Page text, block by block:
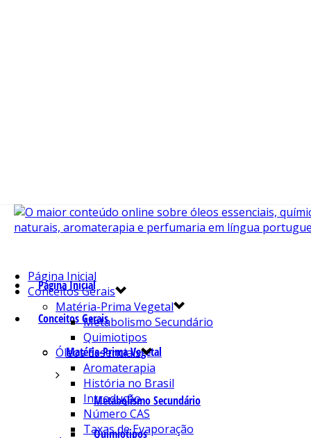
Página Inicial
Conceitos Gerais
Matéria-Prima Vegetal
Metabolismo Secundário
Quimiotipos
Página Inicial
Conceitos Gerais
Matéria-Prima Vegetal
Metabolismo Secundário
Quimiotipos
Óleos Essenciais
Aromaterapia
História no Brasil
Introdução
Número CAS
Taxas de Evaporação